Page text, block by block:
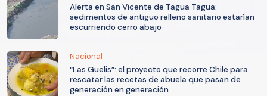
Alerta en San Vicente de Tagua Tagua:
sedimentos de antiguo relleno sanitario estarían
escurriendo cerro abajo
Nacional
“Las Guelis”: el proyecto que recorre Chile para
rescatar las recetas de abuela que pasan de
generación en generación